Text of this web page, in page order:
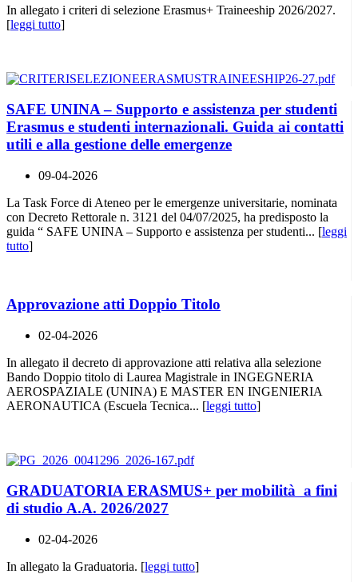
In allegato i criteri di selezione Erasmus+ Traineeship 2026/2027.
[leggi tutto]
SAFE UNINA – Supporto e assistenza per studenti
Erasmus e studenti internazionali. Guida ai contatti
utili e alla gestione delle emergenze
09-04-2026
La Task Force di Ateneo per le emergenze universitarie, nominata
con Decreto Rettorale n. 3121 del 04/07/2025, ha predisposto la
guida “ SAFE UNINA – Supporto e assistenza per studenti... [leggi
tutto]
Approvazione atti Doppio Titolo
02-04-2026
In allegato il decreto di approvazione atti relativa alla selezione
Bando Doppio titolo di Laurea Magistrale in INGEGNERIA
AEROSPAZIALE (UNINA) E MASTER EN INGENIERIA
AERONAUTICA (Escuela Tecnica... [leggi tutto]
GRADUATORIA ERASMUS+ per mobilità a fini
di studio A.A. 2026/2027
02-04-2026
In allegato la Graduatoria. [leggi tutto]